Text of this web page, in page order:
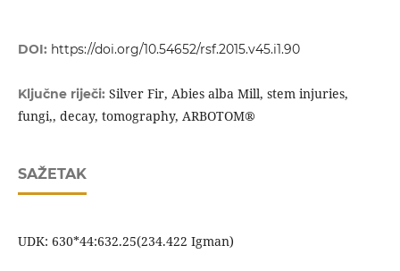
DOI: https://doi.org/10.54652/rsf.2015.v45.i1.90
Ključne riječi: Silver Fir, Abies alba Mill, stem injuries,
fungi,, decay, tomography, ARBOTOM®
SAŽETAK
UDK: 630*44:632.25(234.422 Igman)